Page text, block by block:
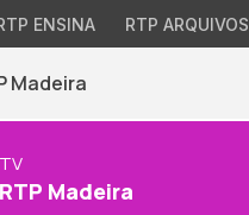
ENSINA RTP ARQUIVOS
Madeira
TV
RTP Madeira